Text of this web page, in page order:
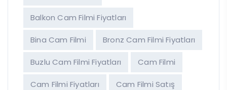
Balkon Cam Filmi Fiyatları
Bina Cam Filmi Bronz Cam Filmi Fiyatları
Buzlu Cam Filmi Fiyatları Cam Filmi
Cam Filmi Fiyatları Cam Filmi Satış